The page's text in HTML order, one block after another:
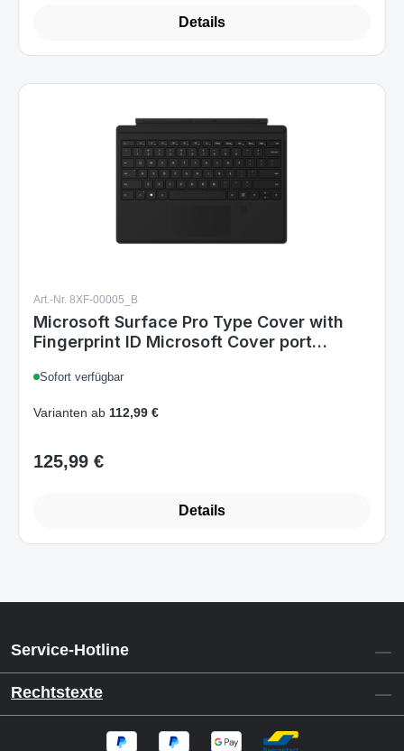
Details
Art.-Nr. 8XF-00005_B
Microsoft Surface Pro Type Cover with
Fingerprint ID Microsoft Cover port
Sofort verfügbar
Varianten ab 112,99 €
Regulärer Preis:
125,99 €
Details
Service-Hotline
Rechtstexte